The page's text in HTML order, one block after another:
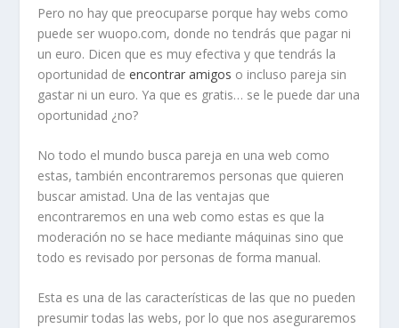
Pero no hay que preocuparse porque hay webs como
puede ser wuopo.com, donde no tendrás que pagar ni
un euro. Dicen que es muy efectiva y que tendrás la
oportunidad deencontrar amigos o incluso pareja sin
gastar ni un euro. Ya que es gratis… se le puede dar una
oportunidad ¿no?
No todo el mundo busca pareja en una web como
estas, también encontraremos personas que quieren
buscar amistad. Una de las ventajas que
encontraremos en una web como estas es que la
moderación no se hace mediante máquinas sino que
todo es revisado por personas de forma manual.
Esta es una de las características de las que no pueden
presumir todas las webs, por lo que nos aseguraremos